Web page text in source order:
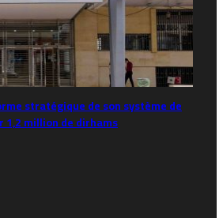
stratégique de son système de
million de dirhams